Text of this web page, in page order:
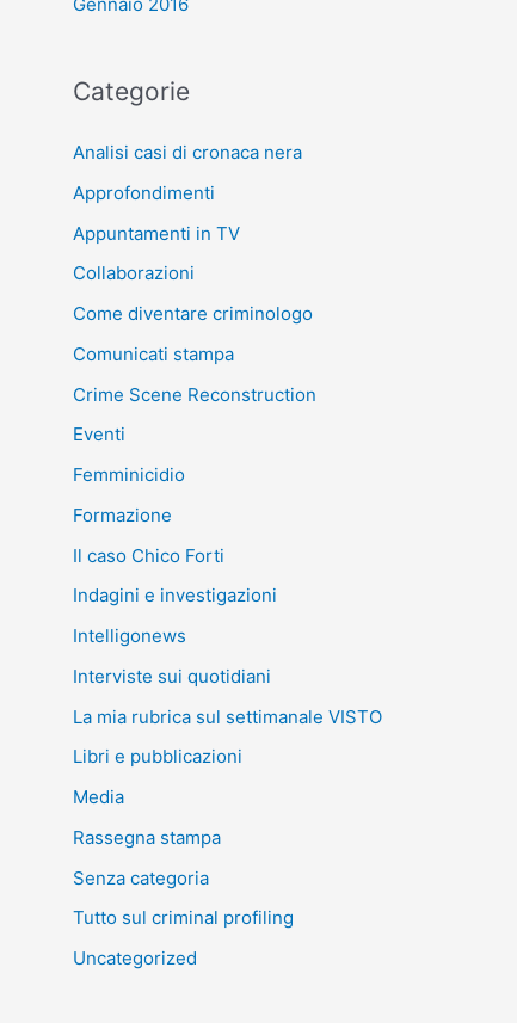
Categorie
Analisi casi di cronaca nera
Approfondimenti
Appuntamenti in TV
Collaborazioni
Come diventare criminologo
Comunicati stampa
Crime Scene Reconstruction
Eventi
Femminicidio
Formazione
Il caso Chico Forti
Indagini e investigazioni
Intelligonews
Interviste sui quotidiani
La mia rubrica sul settimanale VISTO
Libri e pubblicazioni
Media
Rassegna stampa
Senza categoria
Tutto sul criminal profiling
Uncategorized